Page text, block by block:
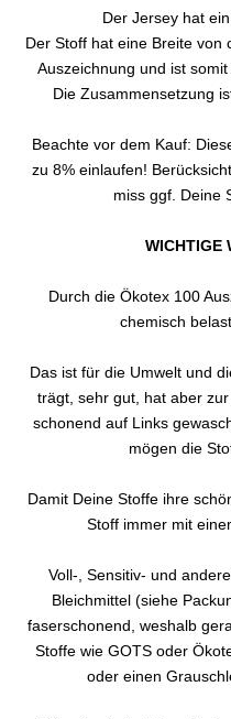
Der Jersey hat
Der Stoff hat eine Breite von
Auszeichnung und ist
Die Zusammensetzung
Beachte vor dem Kauf:
zu 8% einlaufen!
miss ggf. Deine
WICHTIGE
Durch die Ökotex 100
chemisch
Das ist für die Umwelt und
trägt, sehr gut, hat aber
schonend auf Links
mögen die
Damit Deine Stoffe ihre
Stoff immer mit
Voll-, Sensitiv- und
Bleichmittel (siehe
faserschonend, weshalb
Stoffe wie GOTS oder
oder einen